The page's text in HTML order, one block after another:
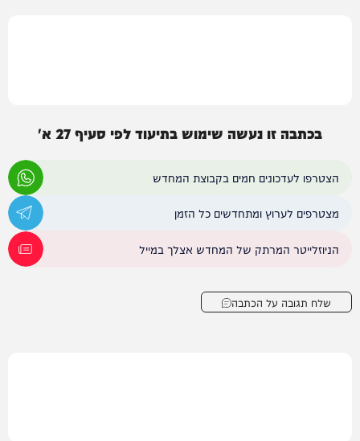
בכתבה זו נעשה שימוש בתיעוד לפי סעיף 27 א'
הצטרפו לעדכונים חמים בקבוצת המחדש
מצטרפים לערוץ ומתחדשים כל הזמן
הניוזלייטר המרתק של המחדש אצלך במייל
שלח תגובה על הכתבה